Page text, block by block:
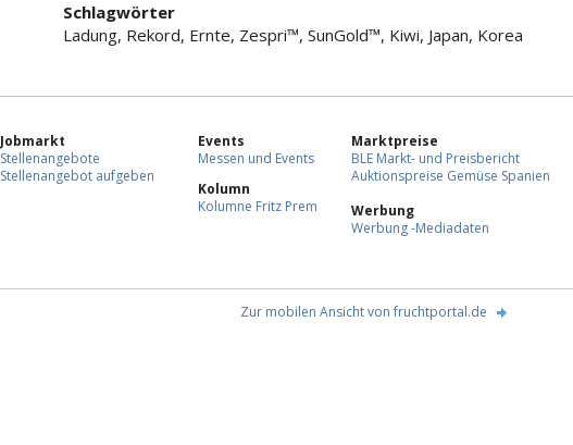
Schlagwörter
Ladung, Rekord, Ernte, Zespri™, SunGold™, Kiwi, Japan, Korea
Jobmarkt
Stellenangebote
Stellenangebot aufgeben
Events
Messen und Events
Kolumn
Kolumne Fritz Prem
Marktpreise
BLE Markt- und Preisbericht
Auktionspreise Gemüse Spanien
Werbung
Werbung -Mediadaten
Zur mobilen Ansicht von fruchtportal.de